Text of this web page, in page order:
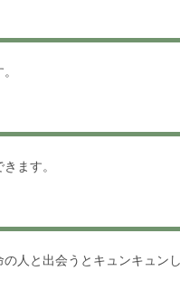
ます。
人と出会うとキュンキュン